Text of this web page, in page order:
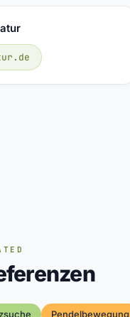
Pendelbewegung